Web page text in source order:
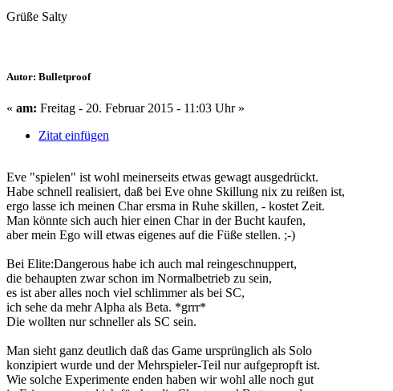
Grüße Salty
Autor: Bulletproof
« am: Freitag - 20. Februar 2015 - 11:03 Uhr »
Zitat einfügen
Eve "spielen" ist wohl meinerseits etwas gewagt ausgedrückt.
Habe schnell realisiert, daß bei Eve ohne Skillung nix zu reißen ist,
ergo lasse ich meinen Char ersma in Ruhe skillen, - kostet Zeit.
Man könnte sich auch hier einen Char in der Bucht kaufen,
aber mein Ego will etwas eigenes auf die Füße stellen. ;-)
Bei Elite:Dangerous habe ich auch mal reingeschnuppert,
die behaupten zwar schon im Normalbetrieb zu sein,
es ist aber alles noch viel schlimmer als bei SC,
ich sehe da mehr Alpha als Beta. *grrr*
Die wollten nur schneller als SC sein.
Man sieht ganz deutlich daß das Game ursprünglich als Solo
konzipiert wurde und der Mehrspieler-Teil nur aufgepropft ist.
Wie solche Experimente enden haben wir wohl alle noch gut